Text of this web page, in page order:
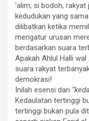
‘alim, si bodoh,
kedudukan yang
dilibatkan ketika
mengatur urusan
berdasarkan suara
Apakah Ahlul Halli
suara rakyat
demokrasi!
Inilah esensi dari
Kedaulatan tertinggi
tertinggi bukan pula